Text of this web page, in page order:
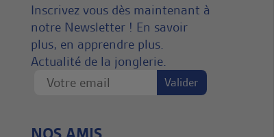
Inscrivez vous dès maintenant à
notre Newsletter ! En savoir
plus, en apprendre plus.
Actualité de la jonglerie.